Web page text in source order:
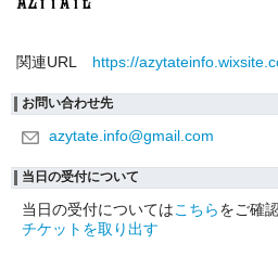
関連URL https://
お問い合わせ先
azytate.info@gmail.com
当日の受付について
当日の受付についてはこちらをご確
チケットを取り出す